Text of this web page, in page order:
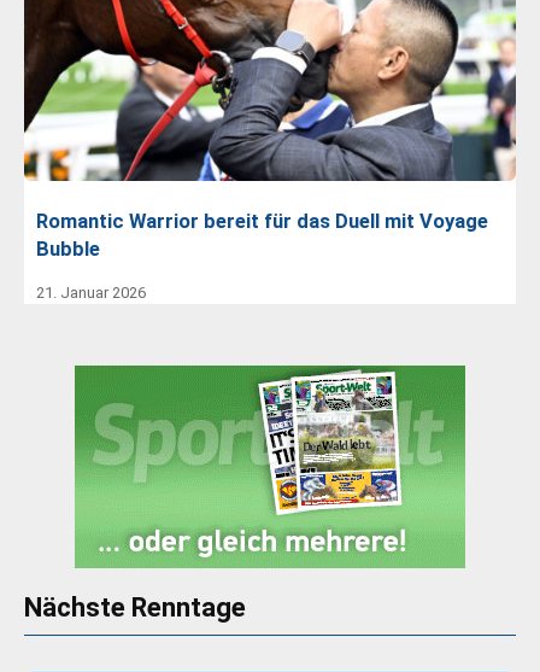
Romantic Warrior bereit für das Duell mit Voyage
Bubble
21. Januar 2026
Nächste Renntage